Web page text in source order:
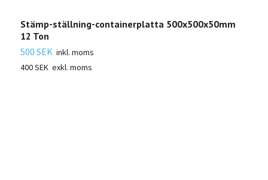
Stämp-ställning-containerplatta 500x500x50mm
12 Ton
500 SEK inkl. moms
400 SEK exkl. moms